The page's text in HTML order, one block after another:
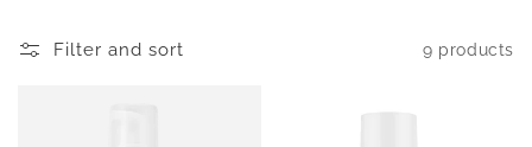
e
Filter and sort 9 products